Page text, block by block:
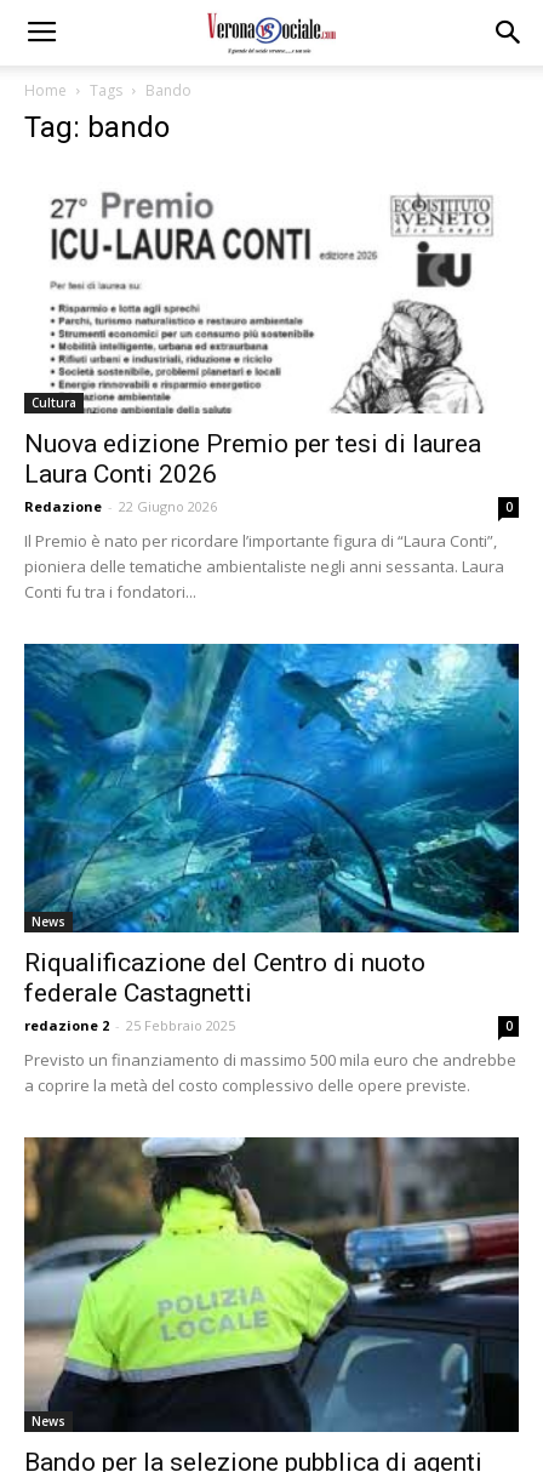
Home Tags Bando
Tag: bando
Cultura
Nuova edizione Premio per tesi di laurea
Laura Conti 2026
Redazione - 22 Giugno 2026 0
Il Premio è nato per ricordare l’importante figura di “Laura Conti”,
pioniera delle tematiche ambientaliste negli anni sessanta. Laura
Conti fu tra i fondatori...
News
Riqualificazione del Centro di nuoto
federale Castagnetti
redazione 2 - 25 Febbraio 2025 0
Previsto un finanziamento di massimo 500 mila euro che andrebbe
a coprire la metà del costo complessivo delle opere previste.
News
Bando per la selezione pubblica di agenti